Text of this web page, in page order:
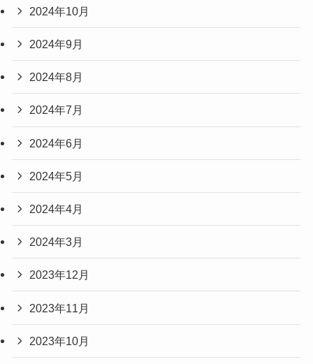
2024年10月
2024年9月
2024年8月
2024年7月
2024年6月
2024年5月
2024年4月
2024年3月
2023年12月
2023年11月
2023年10月